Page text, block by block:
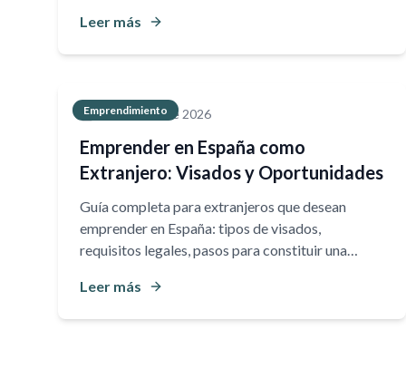
Leer más
Emprendimiento
30 de marzo de 2026
Emprender en España como
Extranjero: Visados y Oportunidades
Guía completa para extranjeros que desean
emprender en España: tipos de visados,
requisitos legales, pasos para constituir una
Leer más